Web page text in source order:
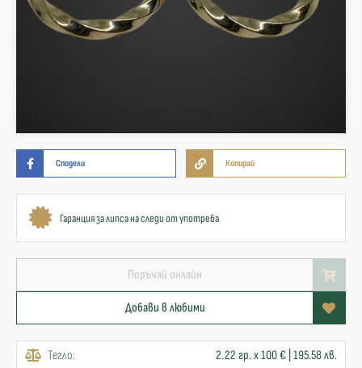
Сподели Копирай
Гаранция за липса на следи от употреба
Поръчай онлайн
Добави в любими
Тегло:
2.22 гр. x 100 € | 195.58 лв.